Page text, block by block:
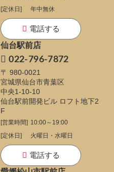
[定休日]
年中無休
電話する
仙台駅前店
022-796-7872
〒 980-0021
宮城県仙台市青葉区
中央1-10-10
仙台駅前開発ビル ロフト地下2
F
[営業時間] 10:00～19:00
[定休日]
火曜日・水曜日
電話する